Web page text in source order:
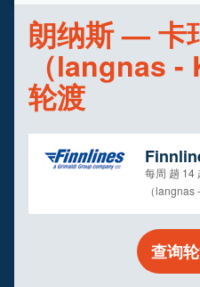
朗纳斯 — 卡
（langnas -
轮渡
每周 趟 14
（
查询